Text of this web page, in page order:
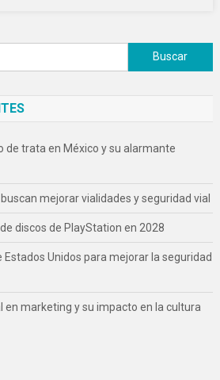
Buscar:
de trata en México y su alarmante
mejorar vialidades y seguridad vial
discos de PlayStation en 2028
Estados Unidos para mejorar la seguridad
marketing y su impacto en la cultura